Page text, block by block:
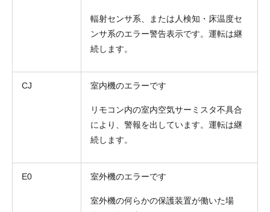
輻射センサ系、または人検知・床温度セ
ンサ系のエラー警告表示です。運転は継
続します。
CJ 室内機のエラーです
リモコン内の室内空気サーミスタ不具合
により、警報を出しています。運転は継
続します。
E0 室外機のエラーです
室外機の何らかの保護装置が働いた場